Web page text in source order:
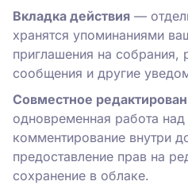
Вкладка действия —
хранятся упоминаниями
приглашения на собрания,
сообщения и другие
Совместное
одновременная работа
комментирование внутри
предоставление прав на
сохранение в облаке.